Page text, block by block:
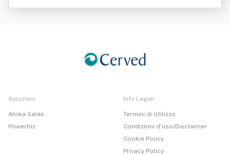
Srl
Soluzioni
Atoka Sales
Powerbiz
Info Legali
Termini di Utilizzo
Condizioni d'uso/Disclaimer
Cookie Policy
Privacy Policy